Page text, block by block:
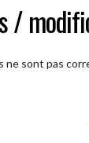
/
ne sont pas